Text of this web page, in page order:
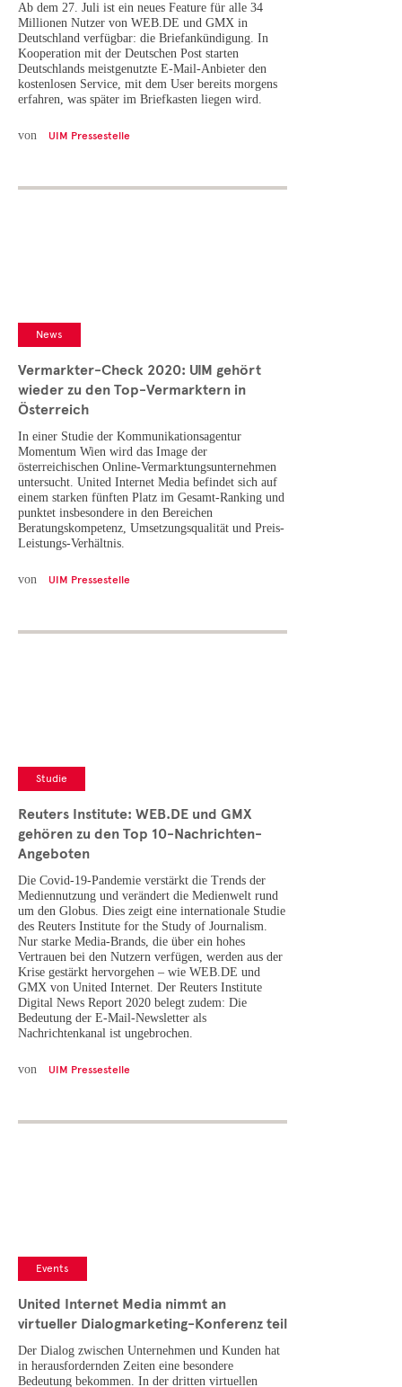
Ab dem 27. Juli ist ein neues Feature für alle 34
Millionen Nutzer von WEB.DE und GMX in
Deutschland verfügbar: die Briefankündigung. In
Kooperation mit der Deutschen Post starten
Deutschlands meistgenutzte E-Mail-Anbieter den
kostenlosen Service, mit dem User bereits morgens
erfahren, was später im Briefkasten liegen wird.
von UIM Pressestelle
News
Vermarkter-Check 2020: UIM gehört
wieder zu den Top-Vermarktern in
Österreich
In einer Studie der Kommunikationsagentur
Momentum Wien wird das Image der
österreichischen Online-Vermarktungsunternehmen
untersucht. United Internet Media befindet sich auf
einem starken fünften Platz im Gesamt-Ranking und
punktet insbesondere in den Bereichen
Beratungskompetenz, Umsetzungsqualität und Preis-
Leistungs-Verhältnis.
von UIM Pressestelle
Studie
Reuters Institute: WEB.DE und GMX
gehören zu den Top 10-Nachrichten-
Angeboten
Die Covid-19-Pandemie verstärkt die Trends der
Mediennutzung und verändert die Medienwelt rund
um den Globus. Dies zeigt eine internationale Studie
des Reuters Institute for the Study of Journalism.
Nur starke Media-Brands, die über ein hohes
Vertrauen bei den Nutzern verfügen, werden aus der
Krise gestärkt hervorgehen – wie WEB.DE und
GMX von United Internet. Der Reuters Institute
Digital News Report 2020 belegt zudem: Die
Bedeutung der E-Mail-Newsletter als
Nachrichtenkanal ist ungebrochen.
von UIM Pressestelle
Events
United Internet Media nimmt an
virtueller Dialogmarketing-Konferenz teil
Der Dialog zwischen Unternehmen und Kunden hat
in herausfordernden Zeiten eine besondere
Bedeutung bekommen. In der dritten virtuellen